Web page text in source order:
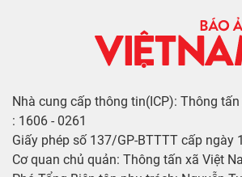
Nhà cung cấp thông tin(ICP): Thông
: 1606 - 0261
Giấy phép số 137/GP-BTTTT cấp
Cơ quan chủ quản: Thông tấn xã Việt